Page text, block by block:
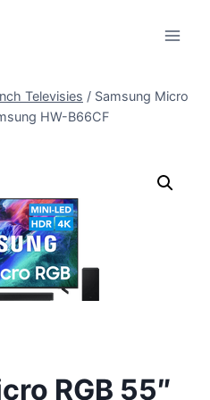
Televisies / Samsung Micro
HW-B66CF
RGB 55″